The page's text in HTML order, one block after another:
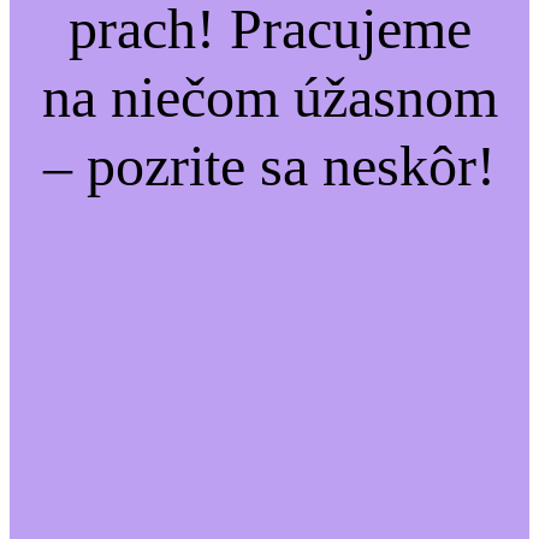
prach! Pracujeme
na niečom úžasnom
– pozrite sa neskôr!